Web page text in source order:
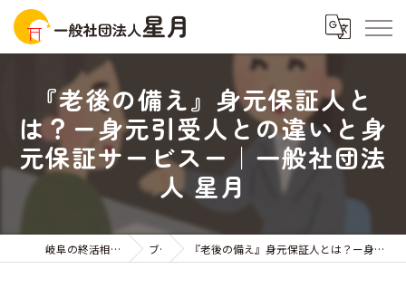
『老後の備え』身元保証人と
は？ー身元引受人との違いと身
元保証サービスー｜一般社団法
人 星月
岐阜の終活相談なら一般社団法人星月 ブログ 『老後の備え』身元保証人とは？ー身元引受人との違いと身元保証サービスー｜一般社団法人 星月